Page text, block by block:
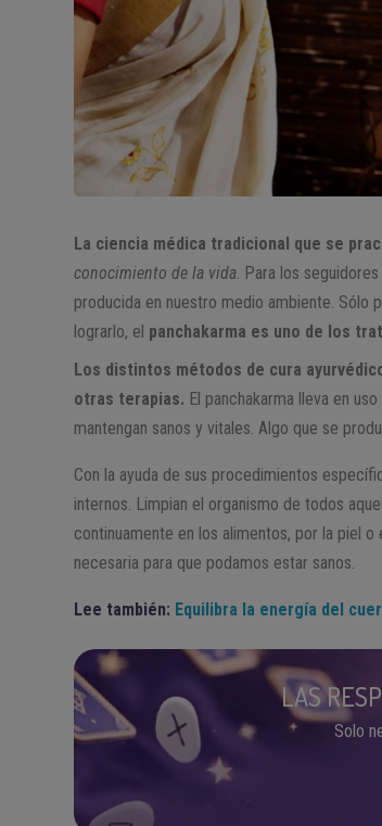
La ciencia médica tradicional que se
conocimiento de la vida. Para los
producida en nuestro medio ambiente. Sólo
lograrlo, el panchakarma es uno de los
Los distintos métodos de cura
otras terapias. El panchakarma lleva en
mantengan sanos y vitales. Algo que se
Con la ayuda de sus procedimientos
internos. Limpian el organismo de todos
continuamente en los alimentos, por la piel
necesaria para que podamos estar sanos.
Lee también: Equilibra la energía del
LAS
Solo